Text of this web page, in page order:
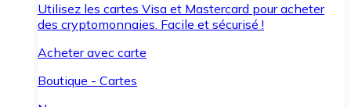
Utilisez les cartes Visa et Mastercard pour acheter
des cryptomonnaies. Facile et sécurisé !
Acheter avec carte
Boutique - Cartes